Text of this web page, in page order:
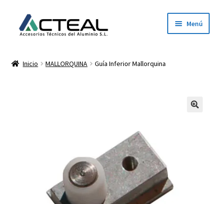
Menú
Descargar catálogo 2026
Inicio MALLORQUINA Guía Inferior Mallorquina